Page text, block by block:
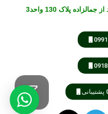
پلاک 130 واحد3